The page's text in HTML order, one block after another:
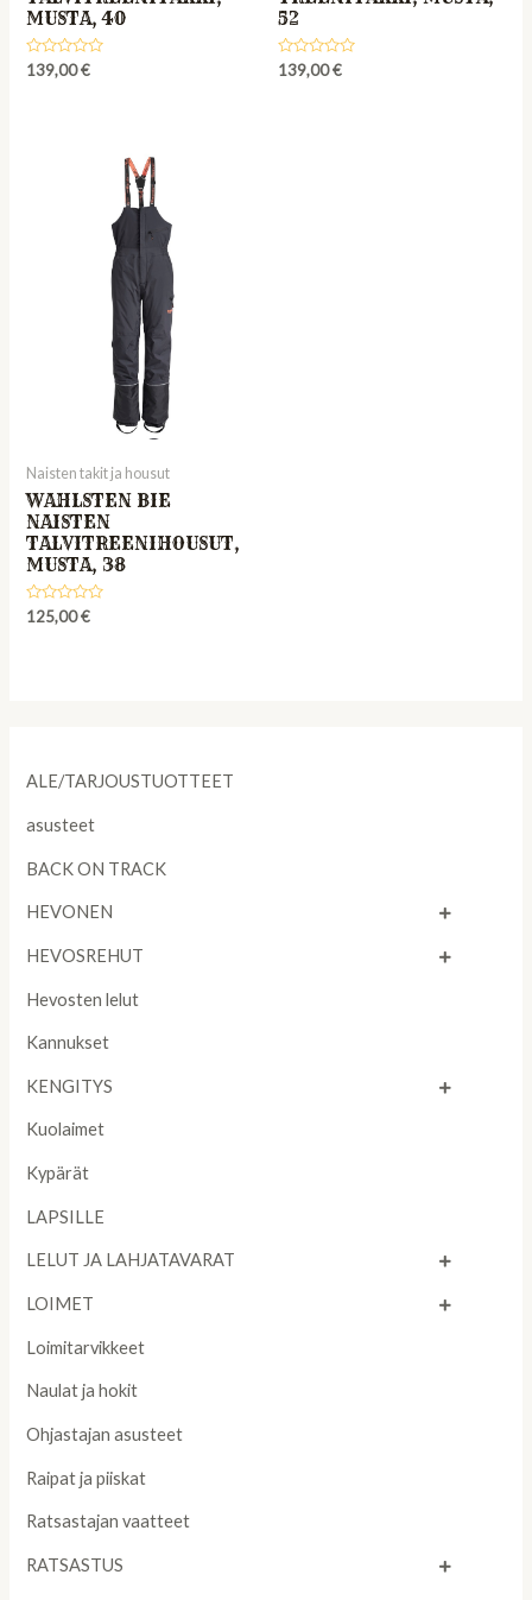
ALE/TARJOUSTUOTTEET
asusteet
BACK ON TRACK
HEVONEN
HEVOSREHUT
Hevosten lelut
Kannukset
KENGITYS
Kuolaimet
Kypärät
LAPSILLE
LELUT JA LAHJATAVARAT
LOIMET
Loimitarvikkeet
Naulat ja hokit
Ohjastajan asusteet
Raipat ja piiskat
Ratsastajan vaatteet
RATSASTUS
MUSTA, 40
Rated
0
139,00€
52
Rated
0
139,00€
Naisten takit ja housut
WAHLSTEN BIE
NAISTEN
TALVITREENIHOUSUT,
MUSTA, 38
Rated
0
125,00€